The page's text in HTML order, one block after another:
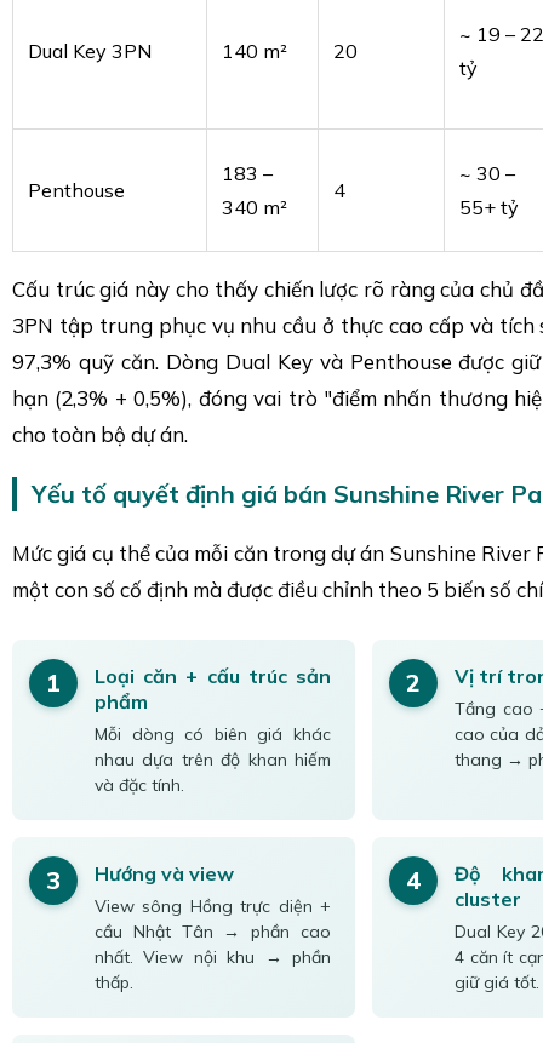
Dual Key 3PN 140 m² 20
~ 19 – 22
tỷ
Penthouse
183 –
340 m²
4
~ 30 –
55+ tỷ
Cấu trúc giá này cho thấy chiến lược rõ ràng của chủ
3PN tập trung phục vụ nhu cầu ở thực cao cấp và tích
97,3% quỹ căn. Dòng Dual Key và Penthouse được
hạn (2,3% + 0,5%), đóng vai trò "điểm nhấn thương
cho toàn bộ dự án.
Yếu tố quyết định giá bán Sunshine River
Mức giá cụ thể của mỗi căn trong dự án Sunshine River
một con số cố định mà được điều chỉnh theo 5 biến số
1
Loại căn + cấu trúc sản
phẩm
Mỗi dòng có biên giá khác
nhau dựa trên độ khan hiếm
và đặc tính.
2 Vị trí
Tầng cao
cao của
thang →
3 Hướng và view
View sông Hồng trực diện +
cầu Nhật Tân → phần cao
nhất. View nội khu → phần
thấp.
4
Độ
cluster
Dual Key
4 căn ít
giữ giá tốt.